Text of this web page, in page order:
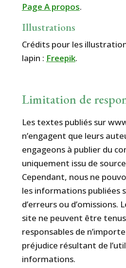
Page A propos.
Illustrations
Crédits pour les
lapin : Freepik.
Limitation de
Les textes publiés sur
n’engagent que leurs
engageons à publier du
uniquement issu de
Cependant, nous ne
les informations publiées
d’erreurs ou d’omissions.
site ne peuvent être
responsables de
préjudice résultant de
informations.